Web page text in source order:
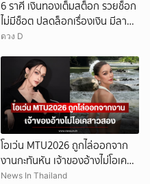
6 ราศี เงินทองเต็มสต็อก รวยช็อก
ไม่มีช็อต ปลดล็อกเรื่องเงิน มีลาภ
ลอยจ่อคิว
ดวง D
โอเว่น MTU2026 ถูกไล่ออกจาก
งานกะทันหัน เจ้าของอ้างไม่โอเคส
าวสอง
News In Thailand